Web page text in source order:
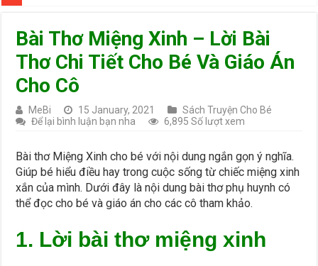
Bài Thơ Miệng Xinh – Lời Bài
Thơ Chi Tiết Cho Bé Và Giáo Án
Cho Cô
MeBi 15 January, 2021
Sách Truyện Cho Bé
Để lại bình luận bạn nha
6,895 Số lượt xem
Bài thơ Miệng Xinh cho bé với nội dung ngắn gọn ý nghĩa.
Giúp bé hiểu điều hay trong cuộc sống từ chiếc miệng xinh
xắn của mình. Dưới đây là nội dung bài thơ phụ huynh có
thể đọc cho bé và giáo án cho các cô tham khảo.
1. Lời bài thơ miệng xinh